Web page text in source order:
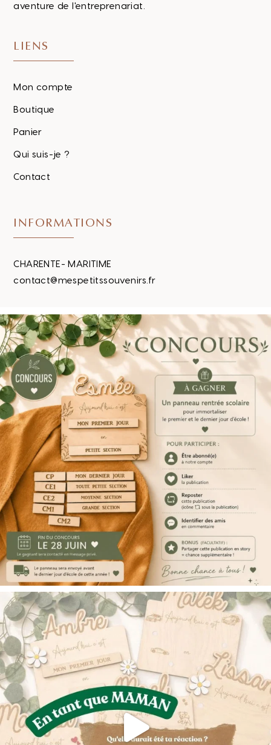
aventure de l'entreprenariat.
LIENS
Mon compte
Boutique
Panier
Qui suis-je ?
Contact
INFORMATIONS
CHARENTE- MARITIME
contact@mespetitssouvenirs.fr